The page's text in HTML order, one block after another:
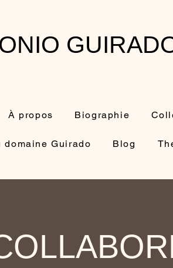
À propos Biographie
domaine Guirado Blog